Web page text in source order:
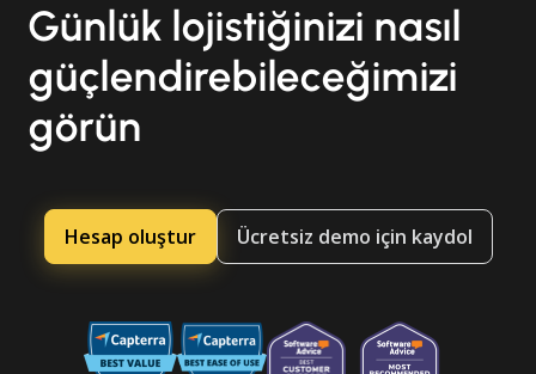
Günlük lojistiğinizi nasıl
güçlendirebileceğimizi
görün
Hesap oluştur Ücretsiz demo için kaydol